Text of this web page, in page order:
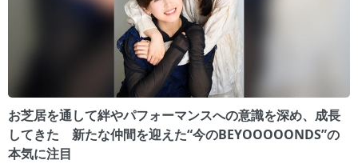
お芝居を通して絆やパフォーマンスへの意識を深め、成長
してきた 新たな仲間を迎えた“今のBEYOOOOONDS”の
本気に注目